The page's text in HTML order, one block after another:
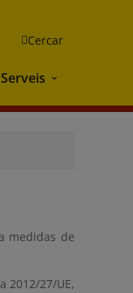
Cercar
Serveis Serveis
medidas de
2012/27/UE,